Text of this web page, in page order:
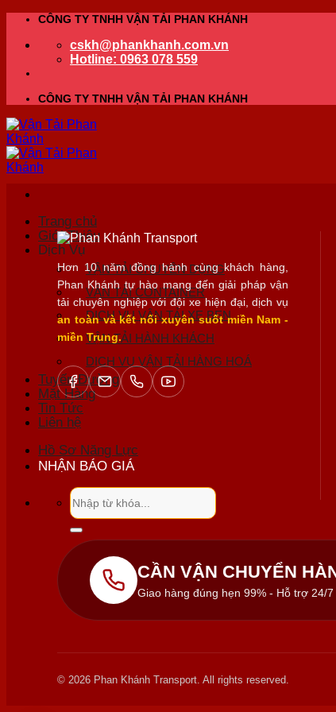
CÔNG TY TNHH VẬN TẢI PHAN KHÁNH
cskh@phankhanh.com.vn
Hotline: 0963 078 559
CÔNG TY TNHH VẬN TẢI PHAN KHÁNH
Trang chủ
Giới Thiệu
Dịch Vụ
VẬN TẢI CHUYÊN DỤNG
VẬN TẢI CONTAINER
DỊCH VỤ VẬN TẢI XE BEN
VẬN TẢI HÀNH KHÁCH
DỊCH VỤ VẬN TẢI HÀNG HOÁ
Tuyến Đường
Mặt Hàng
Tin Tức
Liên hệ
Hồ Sơ Năng Lực
NHẬN BÁO GIÁ
Tìm
kiếm:
Hơn 10 năm đồng hành cùng khách hàng,
Phan Khánh tự hào mang đến giải pháp vận
tải chuyên nghiệp với đội xe hiện đại, dịch vụ
an toàn và kết nối xuyên suốt miền Nam -
miền Trung.
CẦN VẬN CHUYỂN
Giao hàng đúng hẹn 99% - Hỗ trợ 24/
© 2026 Phan Khánh Transport. All rights reserved.